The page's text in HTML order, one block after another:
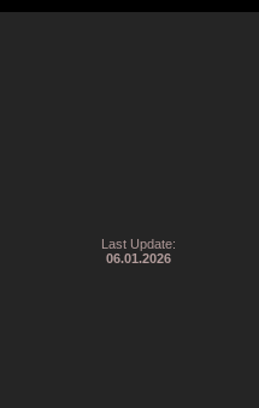
Last Update:
06.01.2026